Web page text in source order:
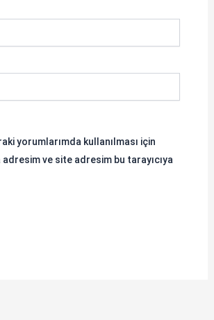
yorumlarımda kullanılması için
adresim ve site adresim bu tarayıcıya